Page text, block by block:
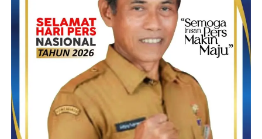
pemerintah agar tercapai kinerja yang lebih baik, lebih baik dan
lebih baik. Diharapakan bagi aparat pemerintah Desa
Tanjungjaya agar mampu meningkatkan skill atau kemampuan
dalam menggunakan komputer sehingga aparat pemerintah dapat
maksimal dalam memberikan pelayanan dan semua aparat
mampu memberikan pelayanan dengan media komputer
sehingga pekerjaan dapat dibagi rata sehingga beban pekerjaan
dapat lebih ringan dan lebih cepat terpecahkan .